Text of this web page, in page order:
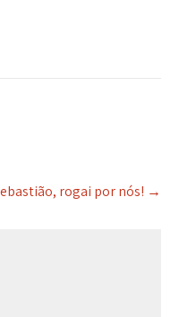
rogai por nós! →